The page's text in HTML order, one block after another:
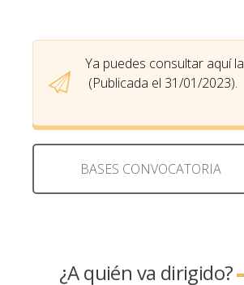
Ya puedes consultar aquí la
(Publicada el 31/01/2023).
BASES CONVOCATORIA
¿A quién va dirigido?